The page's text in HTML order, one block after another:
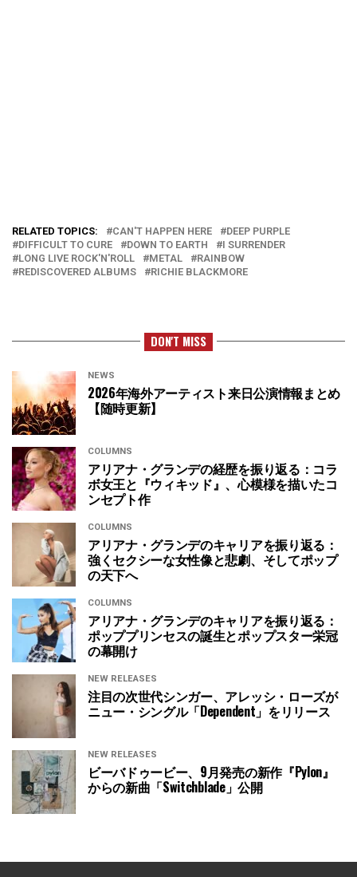
RELATED TOPICS: CAN'T HAPPEN HERE
DEEP PURPLE
DIFFICULT TO CURE
DOWN TO EARTH
I SURRENDER
LONG LIVE ROCK'N'ROLL
METAL
RAINBOW
REDISCOVERED ALBUMS
RICHIE BLACKMORE
DON'T MISS
NEWS
2026年海外アーティスト来日公演情報まとめ
【随時更新】
COLUMNS
アリアナ・グランデの経歴を振り返る：コラ
ボ女王と『ウィキッド』、心模様を描いたコ
ンセプト作
COLUMNS
アリアナ・グランデのキャリアを振り返る：
強くセクシーな女性像と悲劇、そしてポップ
の天下へ
COLUMNS
アリアナ・グランデのキャリアを振り返る：
ポッププリンセスの誕生とポップスター栄冠
の幕開け
NEW RELEASES
注目の次世代シンガー、アレッシ・ローズが
ニュー・シングル「Dependent」をリリース
NEW RELEASES
ビーバドゥービー、9月発売の新作『Pylon』
からの新曲「Switchblade」公開